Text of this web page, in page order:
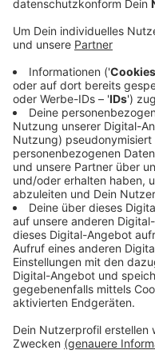
Weniger Urlaubstage,
auf Abruf: Einem
Reinigungskräfte im
massive Einbußen.
die Beschäftigten
hinzunehmen. Neue
schlechteren
warnt die
anstehenden
Reinigungsbranche ein
könnten streikbedingt
Krankenhäuser in der